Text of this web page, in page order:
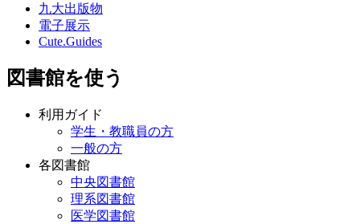
九大出版物
電子展示
Cute.Guides
図書館を使う
利用ガイド
学生・教職員の方
一般の方
各図書館
中央図書館
理系図書館
医学図書館